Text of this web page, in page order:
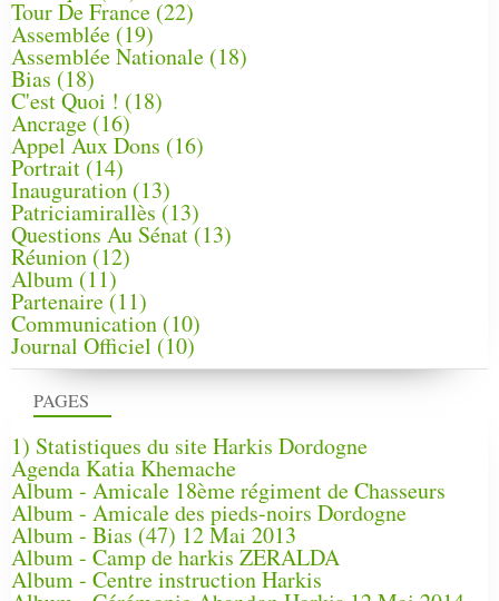
PAGES
1) Statistiques du site Harkis Dordogne
Agenda Katia Khemache
Album - Amicale 18ème régiment de Chasseurs
Album - Amicale des pieds-noirs Dordogne
Album - Bias (47) 12 Mai 2013
Album - Camp de harkis ZERALDA
Album - Centre instruction Harkis
Tour De France (22)
Assemblée (19)
Assemblée Nationale (18)
Bias (18)
C'est Quoi ! (18)
Ancrage (16)
Appel Aux Dons (16)
Portrait (14)
Inauguration (13)
Patriciamirallès (13)
Questions Au Sénat(13)
Réunion (12)
Album (11)
Partenaire(11)
Communication (10)
Journal Officiel (10)